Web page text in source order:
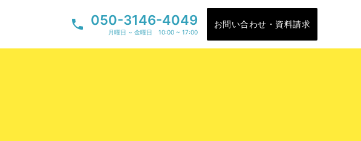
phone 050-3146-4049
月曜日 ~ 金曜日 10:00 ~ 17:00
お問い合わせ・資料請求